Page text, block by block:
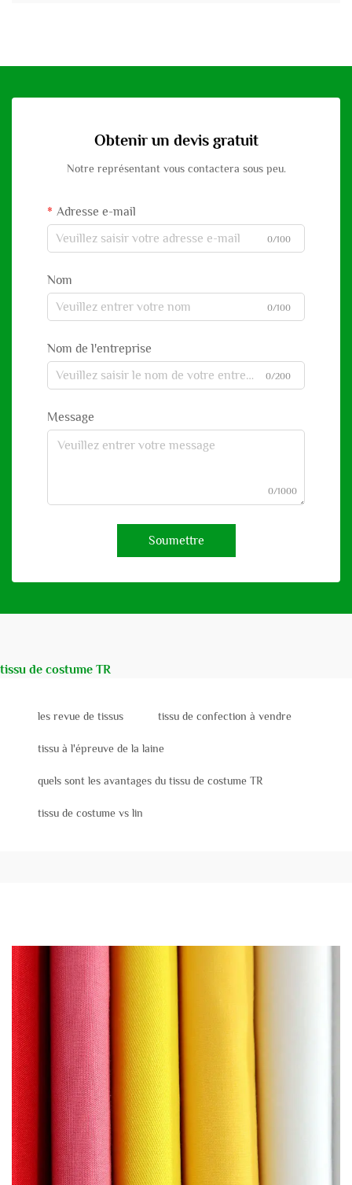
Obtenir un devis gratuit
Notre représentant vous contactera sous peu.
Adresse e-mail
0/100
Nom
0/100
Nom de l'entreprise
0/200
Message
0/1000
Soumettre
tissu de costume TR
les revue de tissus tissu de confection à vendre
tissu à l'épreuve de la laine
quels sont les avantages du tissu de costume TR
tissu de costume vs lin